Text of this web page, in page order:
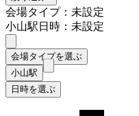
会場タイプ：未設定
小山駅日時：未設定
会場タイプを選ぶ
小山駅
日時を選ぶ